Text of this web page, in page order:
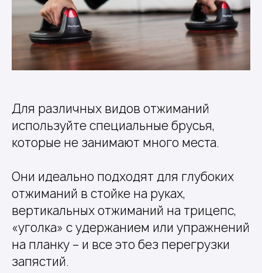
Для различных видов отжиманий
используйте специальные брусья,
которые не занимают много места.
Они идеально подходят для глубоких
отжиманий в стойке на руках,
вертикальных отжиманий на трицепс,
«уголка» с удержанием или упражнений
на планку – и все это без перегрузки
запястий.